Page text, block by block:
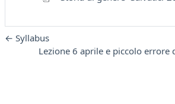
← Syllabus
Lezione 6 aprile e piccolo errore